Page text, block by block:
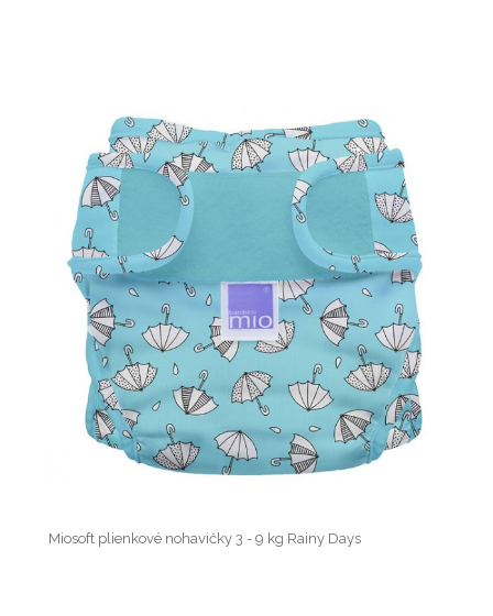
Miosoft plienkové nohavičky 3 - 9 kg Rainy Days